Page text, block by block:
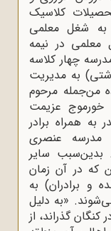
کلاسیک
به شغل معلمی
در نیمه
به مدرسه چهار کلاسه
به مدیریت
من‌جمله مرحوم
خورموج عزیمت
در سال 1313ش پدر به همراه برادر
مدرسه عنصری
بدین‌سبب سایر
که در آن زمان
و برادران) به
«به دلیل
گذراند، از